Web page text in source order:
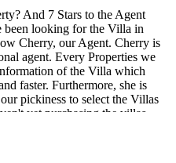
And 7 Stars to the Agent
been looking for the Villa in
Cherry, our Agent. Cherry is
agent. Every Properties we
of the Villa which
faster. Furthermore, she is
pickiness to select the Villas
yet purchasing the villas
I get to know a new
for new property. Cherry
very first choice to contact.